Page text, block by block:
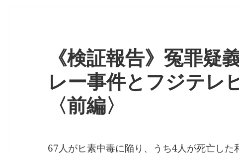
《検証報告》冤罪疑
レー事件とフジテレ
〈前編〉
67人がヒ素中毒に陥り、うち4人が死亡した